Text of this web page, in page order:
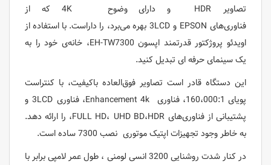
تصاویر HDR و دارای وضوح 4K که از
فناوری‌های EPSON و 3LCD بهره می‌برد، را داراست. با استفاده از
اویدئو پروژکتور قدرتمند اپسون EH-TW7300، خانه‌ی خود را به
یک سینمای حرفه ای تبدیل کنید.
این دستگاه قادر است تصاویر فوق‌العاده باکیفیت، با کنتراست
پویای 160،000:1، فناوری Enhancement 4k، فناوری 3LCD و
پشتیبانی از فناوری‌های FULL HD، UHD BD،HDR، را ارائه دهد.
به خاطر وجود تجهیزات اپتیک موتوری نصب 7300 ساده است.
در کنار شدت روشنایی 3200 انسی لومنی ، طول عمر لامپی برابر با